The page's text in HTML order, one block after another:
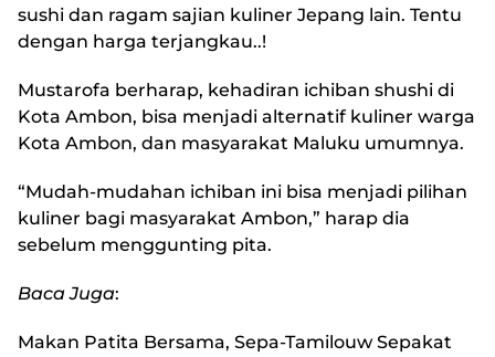
sushi dan ragam sajian kuliner Jepang lain. Tentu
dengan harga terjangkau..!
Mustarofa berharap, kehadiran ichiban shushi di
Kota Ambon, bisa menjadi alternatif kuliner warga
Kota Ambon, dan masyarakat Maluku umumnya.
“Mudah-mudahan ichiban ini bisa menjadi pilihan
kuliner bagi masyarakat Ambon,” harap dia
sebelum menggunting pita.
Baca Juga:
Makan Patita Bersama, Sepa-Tamilouw Sepakat